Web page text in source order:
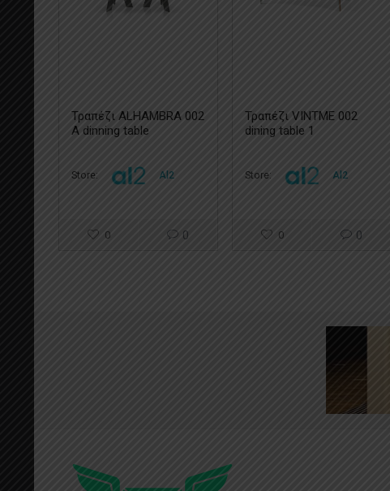
Τραπέζι ALHAMBRA 002
A dinning table
Store: Al2
0 0
Τραπέζι VINTME 002
dining table 1
Store: Al2
0 0